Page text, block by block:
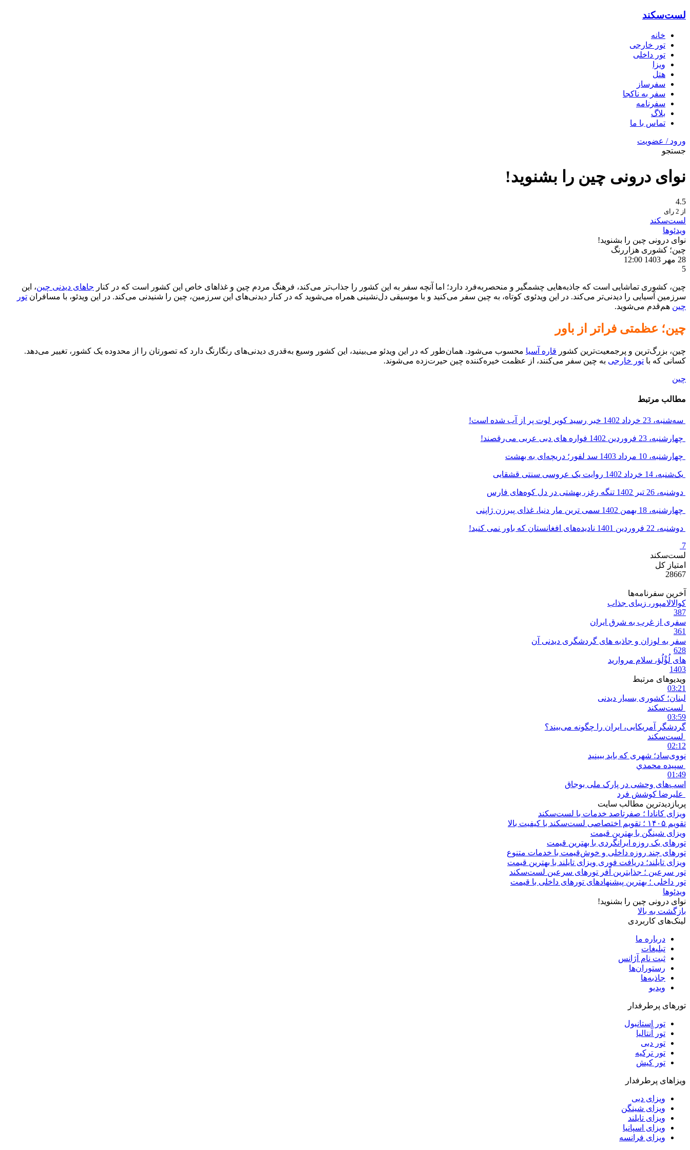
لست‌سکند
خانه
تور خارجی
تور داخلی
ویزا
هتل‌
سفرساز
سفر به ناکجا
سفرنامه
بلاگ
تماس با ما
ورود / عضویت
جستجو
نوای درونی چین را بشنوید!
4.5
از 2 رای
لست‌سکند
ویدئوها
نوای درونی چین را بشنوید!
چین؛ کشوری هزاررنگ
28 مهر 1403
12:00
5
چین، کشوری تماشایی است که جاذبه‌هایی چشمگیر و منحصربه‌فرد دارد؛ اما آنچه سفر به این کشور را جذاب‌تر می‌کند، فرهنگ مردم چین و غذاهای خاص این کشور است که در کنار جاهای دیدنی چین، این
سرزمین آسیایی را دیدنی‌تر می‌کند. در این ویدئوی کوتاه، به چین سفر می‌کنید و با موسیقی دل‌نشینی همراه می‌شوید که در کنار دیدنی‌های این سرزمین، چین را شنیدنی می‌کند. در این ویدئو، با مسافران تور
چین هم‌قدم می‌شوید.
چین؛ عظمتی فراتر از باور
چین، بزرگ‌ترین و پرجمعیت‌ترین کشور قاره آسیا محسوب می‌شود. همان‌طور که در این ویدئو می‌بینید، این کشور وسیع به‌قدری دیدنی‌های رنگارنگ دارد که تصورتان را از محدوده یک کشور، تغییر می‌دهد.
کسانی که با تور خارجی به چین سفر می‌کنند، از عظمت خیره‌کننده چین حیرت‌زده می‌شوند.
چین
مطالب مرتبط
سه‌شنبه، 23 خرداد 1402 خبر رسید کویر لوت پر از آب شده است!
چهارشنبه، 23 فروردین 1402 فواره های دبی عربی می‌رقصند!
چهارشنبه، 10 مرداد 1403 سد لفور؛ دریچه‌ای به بهشت
یک‌شنبه، 14 خرداد 1402 روایت یک عروسی سنتی قشقایی
دوشنبه، 26 تیر 1402 تنگه رغز، بهشتی در دل کوه‌های فارس
چهارشنبه، 18 بهمن 1402 سمی ترین مار دنیا، غذای پیرزن ژاپنی
دوشنبه، 22 فروردین 1401
نادیده‌های افغانستان که باور نمی کنید!
7
لست‌سکند
امتیاز کل
28667
آخرین سفرنامه‌ها
کوالالامپور، زیبای جذاب
387
سفری از غرب به شرق ایران
361
سفر به لوزان و جاذبه های گردشگری دیدنی آن
628
های لُؤْلُؤ، سلام مروارید
1403
ویدیوهای مرتبط
03:21
لبنان؛ کشوری بسیار دیدنی
لست‌سکند
03:59
گردشگر آمریکایی، ایران را چگونه می‌بیند؟
لست‌سکند
02:12
نووی‌ساد؛ شهری که باید ببینید
سپيده محمدي
01:49
اسب‌های وحشی در پارک ملی بوجاق
علیرضا کوشش فرد
پربازدیدترین مطالب سایت
ویزای کانادا ؛ صفرتاصد خدمات با لست‌سکند
تقویم ۱۴۰۵ ؛ تقویم اختصاصی لست‌سکند با کیفیت بالا
ویزای شینگن با بهترین قیمت
تورهای یک روزه ایرانگردی با بهترین قیمت
تورهای چند روزه داخلی و خوش‌قیمت با خدمات متنوع
ویزای تایلند؛ دریافت فوری ویزای تایلند با بهترین قیمت
تور سرعین ؛ جذابترین آفر تورهای سرعین لست‌سکند
تور داخلی ؛ بهترین پیشنهادهای تورهای داخلی با قیمت
ویدئوها
نوای درونی چین را بشنوید!
بازگشت به بالا
لینک‌های کاربردی
درباره ما
تبلیغات
ثبت نام آژانس
رستوران‌ها
جاذبه‌ها
ویدیو‌
تورهای پرطرفدار
تور استانبول
تور آنتالیا
تور دبی
تور ترکیه
تور کیش
ویزاهای پرطرفدار
ویزای دبی
ویزای شینگن
ویزای تایلند
ویزای اسپانیا
ویزای فرانسه